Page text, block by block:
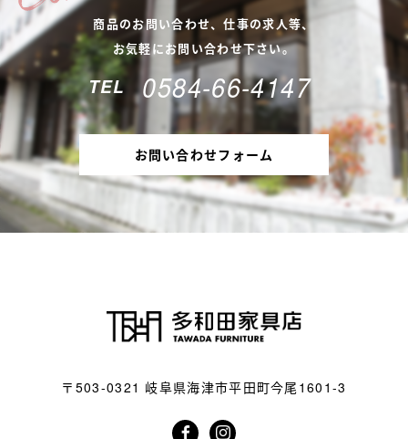
商品のお問い合わせ、仕事の求人等、
お気軽にお問い合わせ下さい。
TEL 0584-66-4147
お問い合わせフォーム
〒503-0321 岐阜県海津市平田町今尾1601-3